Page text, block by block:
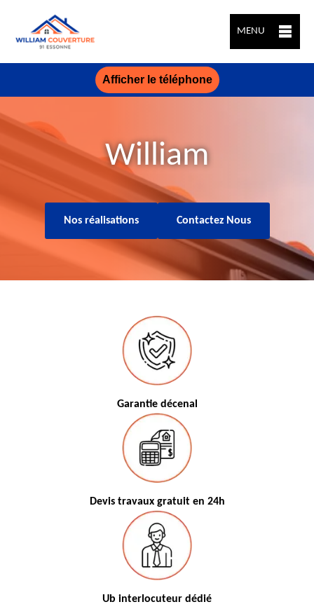
MENU
Afficher le téléphone
William
Nos réalisations Contactez Nous
Garantie décenal
Devis travaux gratuit en 24h
Ub interlocuteur dédié